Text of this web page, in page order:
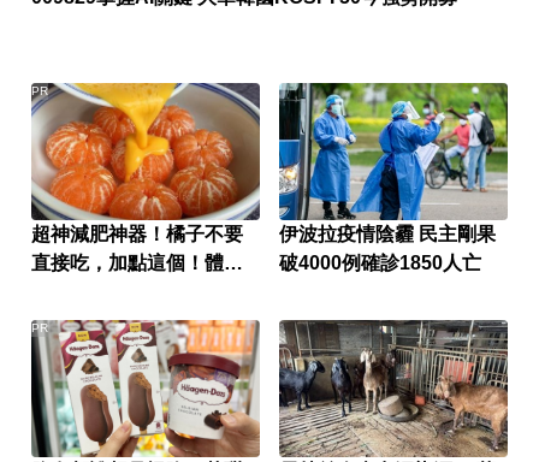
超神減肥神器！橘子不要
直接吃，加點這個！體重
PR
伊波拉疫情陰霾 民主剛果
破4000例確診1850人亡
PR